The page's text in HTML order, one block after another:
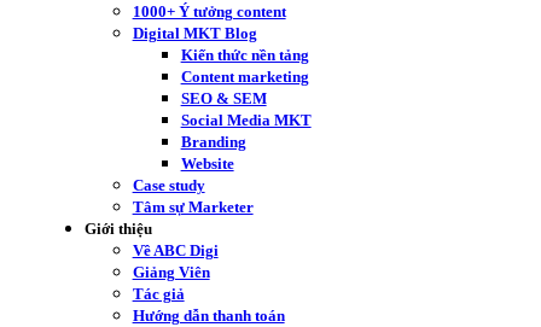
1000+ Ý tưởng content
Digital MKT Blog
Kiến thức nền tảng
Content marketing
SEO & SEM
Social Media MKT
Branding
Website
Case study
Tâm sự Marketer
Giới thiệu
Về ABC Digi
Giảng Viên
Tác giả
Hướng dẫn thanh toán